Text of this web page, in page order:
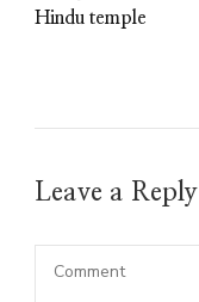
Hindu temple
Leave a Reply